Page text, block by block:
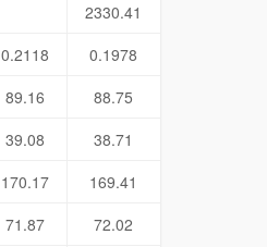
2330.41
0.2118
0.1978
89.16
88.75
39.08
38.71
170.17
169.41
71.87
72.02